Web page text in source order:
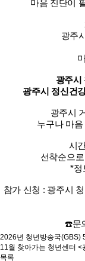
마음 진단이
광주
광주시
광주시 정신건
광주시
누구나 마
시
선착순으
*정
참가 신청 : 광주시
☎️문
2026년 청년방송국(GBS)
11월 찾아가는 청년센터
목록